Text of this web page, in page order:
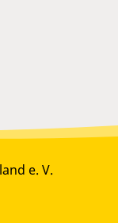
e. V.